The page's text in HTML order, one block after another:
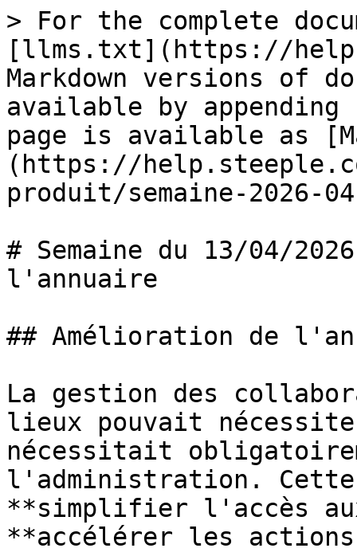
> For the complete
[llms.txt](https://
Markdown versions of
available by
page is available as
(https://
produit/semaine-2026-
# Semaine du 13/04/
l'annuaire
## Amélioration de
La gestion des
lieux pouvait
nécessitait
l'administration.
**simplifier l'accès
**accélérer les